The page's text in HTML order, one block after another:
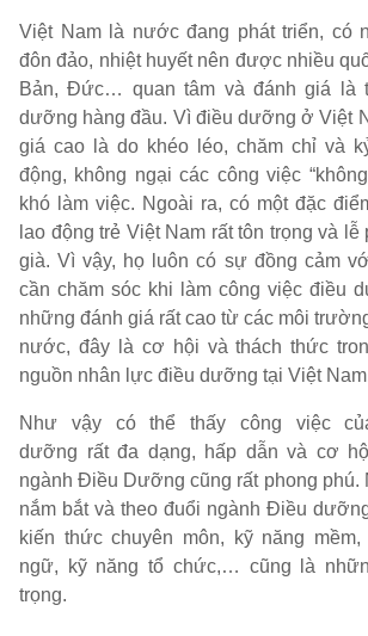
Việt Nam là nước đang phát triển, có
đôn đảo, nhiệt huyết nên được nhiều
Bản, Đức… quan tâm và đánh giá là
dưỡng hàng đầu. Vì điều dưỡng ở Việt
giá cao là do khéo léo, chăm chỉ và
động, không ngại các công việc
khó làm việc. Ngoài ra, có một đặc
lao động trẻ Việt Nam rất tôn trọng và
già. Vì vậy, họ luôn có sự đồng cảm
cần chăm sóc khi làm công việc điều
những đánh giá rất cao từ các môi
nước, đây là cơ hội và thách thức
nguồn nhân lực điều dưỡng tại Việt
Như vậy có thể thấy công việc
dưỡng rất đa dạng, hấp dẫn và cơ
ngành Điều Dưỡng cũng rất phong phú.
nắm bắt và theo đuổi ngành Điều
kiến thức chuyên môn, kỹ năng
ngữ, kỹ năng tổ chức,… cũng là
trọng.